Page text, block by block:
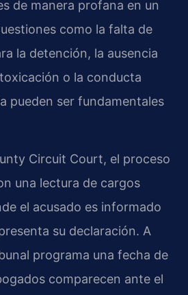
de manera profana en un
como la falta de
la detención, la ausencia
o la conducta
pueden ser fundamentales
Circuit Court, el proceso
una lectura de cargos
el acusado es informado
su declaración. A
programa una fecha de
comparecen ante el